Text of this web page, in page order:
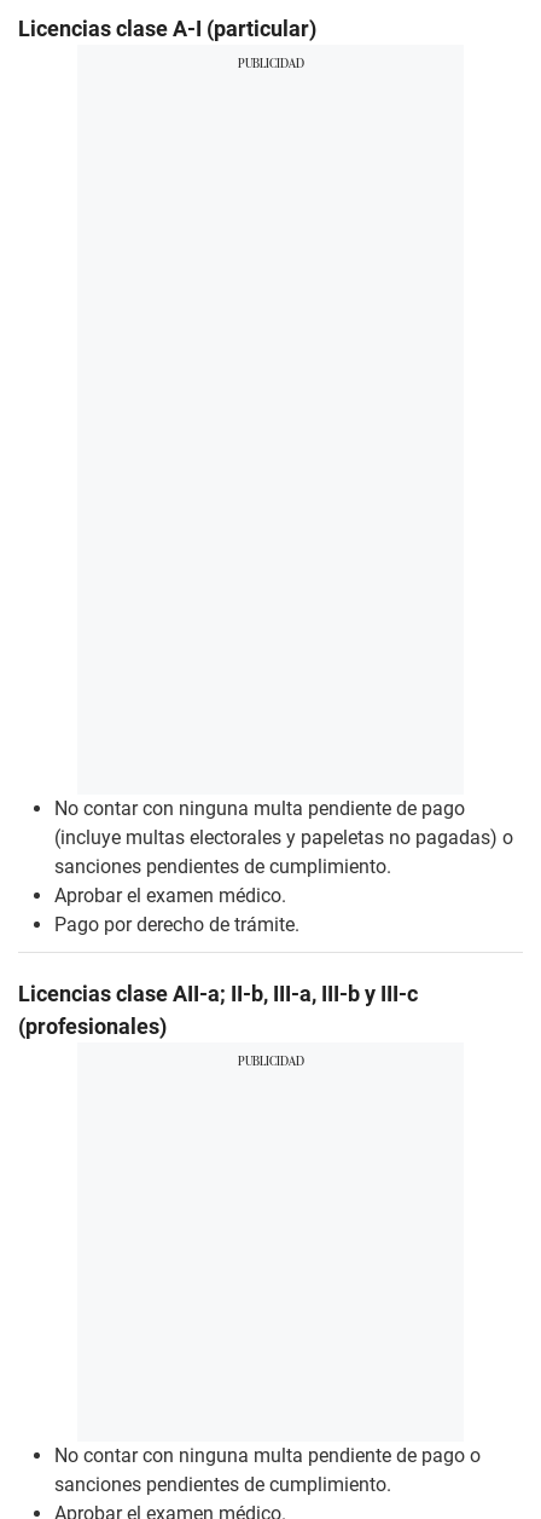
Licencias clase A-I (particular)
No contar con ninguna multa pendiente de pago
(incluye multas electorales y papeletas no pagadas) o
sanciones pendientes de cumplimiento.
Aprobar el examen médico.
Pago por derecho de trámite.
Licencias clase AII-a; II-b, III-a, III-b y III-c
(profesionales)
No contar con ninguna multa pendiente de pago o
sanciones pendientes de cumplimiento.
Aprobar el examen médico.